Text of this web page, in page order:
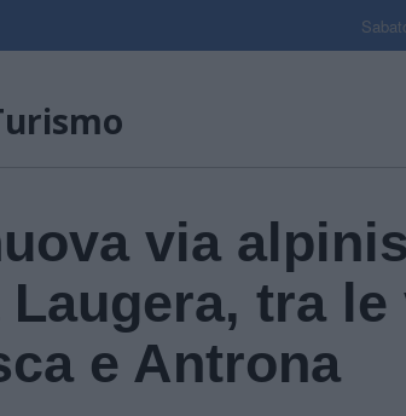
via
Laugera, tra le
e Antrona